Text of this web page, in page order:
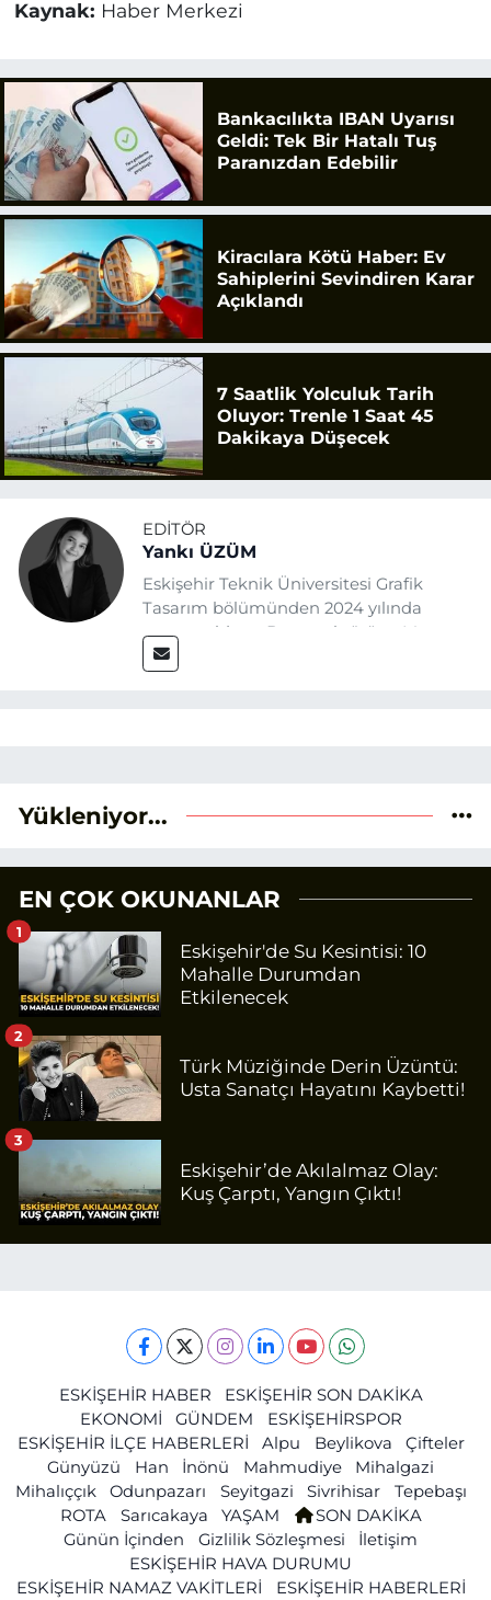
Kaynak: Haber Merkezi
Bankacılıkta IBAN Uyarısı
Geldi: Tek Bir Hatalı Tuş
Paranızdan Edebilir
Kiracılara Kötü Haber: Ev
Sahiplerini Sevindiren Karar
Açıklandı
7 Saatlik Yolculuk Tarih
Oluyor: Trenle 1 Saat 45
Dakikaya Düşecek
EDITÖR
Yankı ÜZÜM
Eskişehir Teknik Üniversitesi Grafik
Tasarım bölümünden 2024 yılında
mezun oldum. Basın sektörüne Mayıs
2025’te Eskişehir Haber Ajansı ile adım
Yükleniyor...
EN ÇOK OKUNANLAR
Eskişehir'de Su Kesintisi: 10
Mahalle Durumdan
Etkilenecek
1
Türk Müziğinde Derin Üzüntü:
Usta Sanatçı Hayatını Kaybetti!
2
Eskişehir’de Akılalmaz Olay:
Kuş Çarptı, Yangın Çıktı!
3
ESKİŞEHİR HABER
ESKİŞEHİR SON DAKİKA
EKONOMİ
GÜNDEM
ESKİŞEHİRSPOR
ESKİŞEHİR İLÇE HABERLERİ
Alpu Beylikova
Çifteler
Günyüzü
Han İnönü Mahmudiye
Mihalgazi
Mihalıççık
Odunpazarı Seyitgazi Sivrihisar
Tepebaşı
ROTA
Sarıcakaya YAŞAM
SON DAKİKA
Günün İçinden
Gizlilik Sözleşmesi
İletişim
ESKİŞEHİR HAVA DURUMU
ESKİŞEHİR NAMAZ VAKİTLERİ
ESKİŞEHİR HABERLERİ